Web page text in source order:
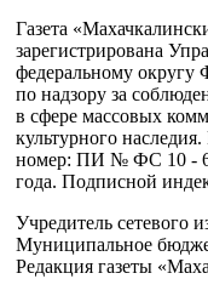
Газета
зарегистрирована
федеральному округу
по надзору за
в сфере массовых
культурного
номер: ПИ № ФС 10 -
года. Подписной
Учредитель сетевого
Муниципальное
Редакция газеты